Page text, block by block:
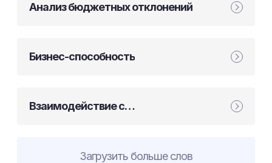
Анализ бюджетных отклонений
Бизнес-способность
Взаимодействие с
Загрузить больше слов